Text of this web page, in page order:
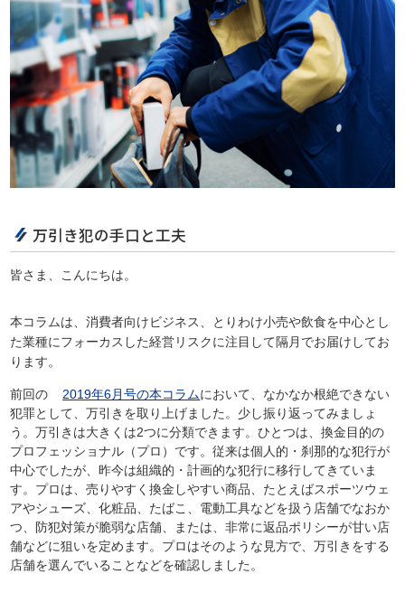
万引き犯の手口と工夫
皆さま、こんにちは。
本コラムは、消費者向けビジネス、とりわけ小売や飲食を中心とし
た業種にフォーカスした経営リスクに注目して隔月でお届けしてお
ります。
前回の 2019年6月号の本コラムにおいて、なかなか根絶できない
犯罪として、万引きを取り上げました。少し振り返ってみましょ
う。万引きは大きくは2つに分類できます。ひとつは、換金目的の
プロフェッショナル（プロ）です。従来は個人的・刹那的な犯行が
中心でしたが、昨今は組織的・計画的な犯行に移行してきていま
す。プロは、売りやすく換金しやすい商品、たとえばスポーツウェ
アやシューズ、化粧品、たばこ、電動工具などを扱う店舗でなおか
つ、防犯対策が脆弱な店舗、または、非常に返品ポリシーが甘い店
舗などに狙いを定めます。プロはそのような見方で、万引きをする
店舗を選んでいることなどを確認しました。